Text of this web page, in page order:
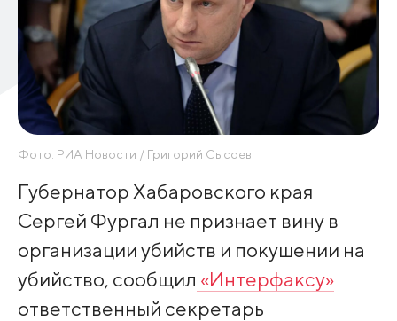
Фото: РИА Новости / Григорий Сысоев
Губернатор Хабаровского края
Сергей Фургал не признает вину в
организации убийств и покушении на
убийство, сообщил «Интерфаксу»
ответственный секретарь